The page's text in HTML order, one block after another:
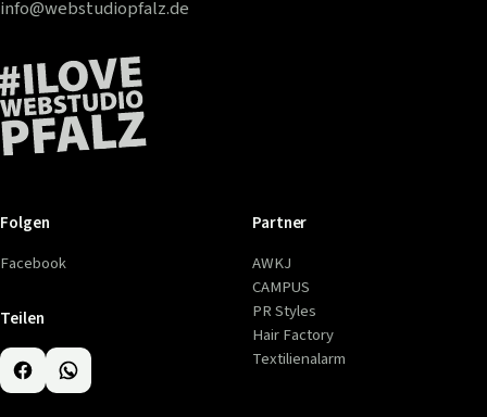
info@webstudiopfalz.de
Folgen
Facebook
Teilen
Partner
AWKJ
CAMPUS
PR Styles
Hair Factory
Textilienalarm